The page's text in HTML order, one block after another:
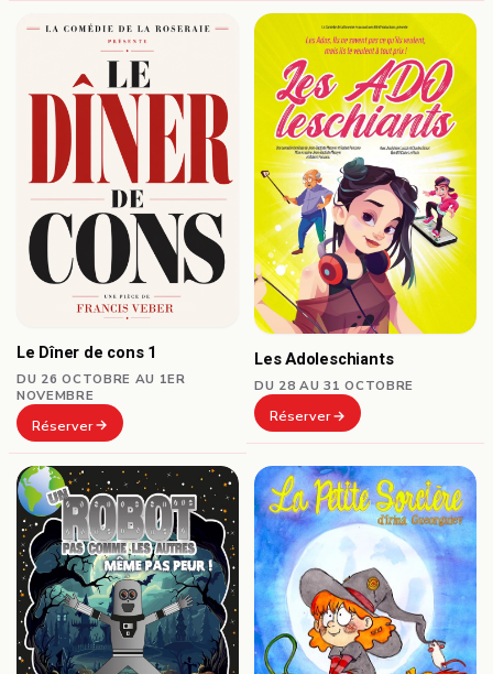
Le Dîner de cons 1
DU 26 OCTOBRE AU 1ER
NOVEMBRE
Réserver
Les Adoleschiants
DU 28 AU 31 OCTOBRE
Réserver